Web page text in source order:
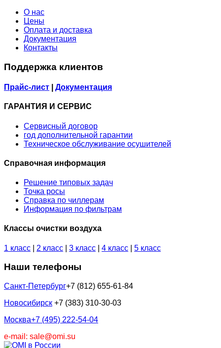
О нас
Цены
Оплата и доставка
Документация
Контакты
Поддержка клиентов
Прайс-лист Документация
ГАРАНТИЯ И СЕРВИС
Сервисный договор
год дополнительной гарантии
Техническое обслуживание осушителей
Справочная информация
Решение типовых задач
Точка росы
Справка по чиллерам
Информация по фильтрам
Классы очистки воздуха
1 класс 2 класс 3 класс 4 класс 5 класс
Наши телефоны
Санкт-Петербург+7 (812) 655-61-84
Новосибирск +7 (383) 310-30-03
Москва+7 (495) 222-54-04
e-mail: sale@omi.su